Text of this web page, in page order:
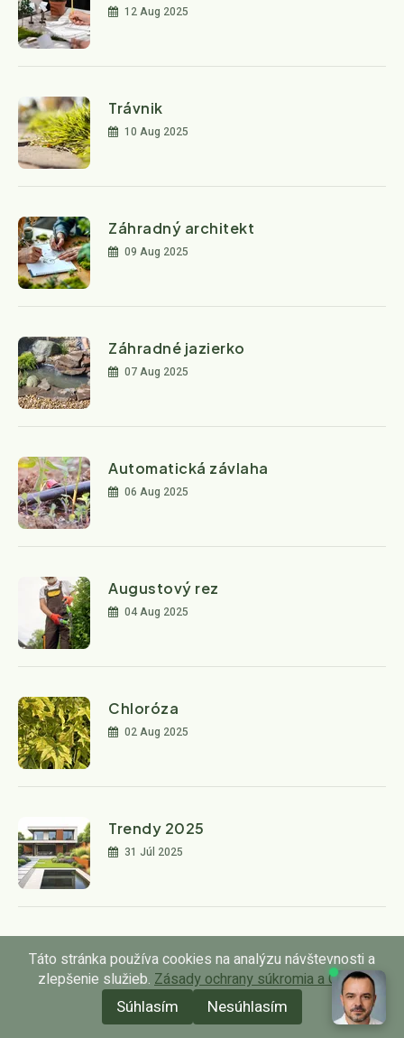
Táto stránka používa cookies na analýzu návštevnosti a
zlepšenie služieb. Zásady ochrany súkromia a GDPR
Súhlasím Nesúhlasím
12 Aug 2025
Trávnik
10 Aug 2025
Záhradný architekt
09 Aug 2025
Záhradné jazierko
07 Aug 2025
Automatická závlaha
06 Aug 2025
Augustový rez
04 Aug 2025
Chloróza
02 Aug 2025
Trendy 2025
31 Júl 2025
29 Júl 2025